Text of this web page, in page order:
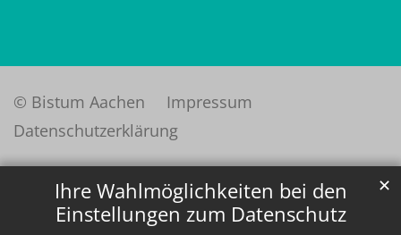
Ihre Wahlmöglichkeiten bei den
Einstellungen zum Datenschutz
✕
© Bistum Aachen
Impressum
Datenschutzerklärung